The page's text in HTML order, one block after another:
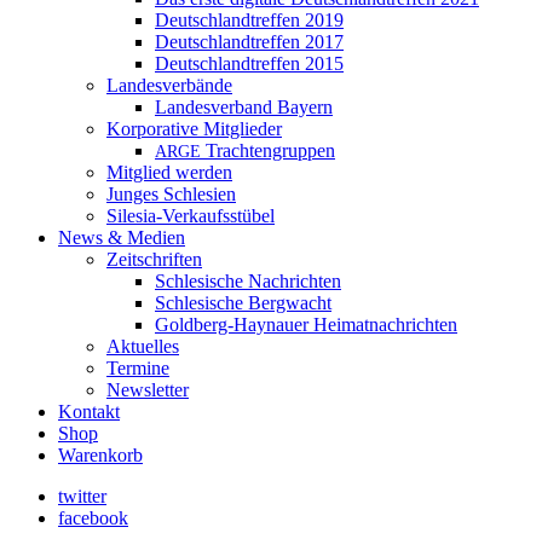
Deutschlandtreffen 2019
Deutschlandtreffen 2017
Deutschlandtreffen 2015
Landesverbände
Landesverband Bayern
Korporative Mitglieder
ARGE Trachtengruppen
Mitglied werden
Junges Schlesien
Silesia-Verkaufsstübel
News & Medien
Zeitschriften
Schlesische Nachrichten
Schlesische Bergwacht
Goldberg-Haynauer Heimatnachrichten
Aktuelles
Termine
Newsletter
Kontakt
Shop
Warenkorb
twitter
facebook